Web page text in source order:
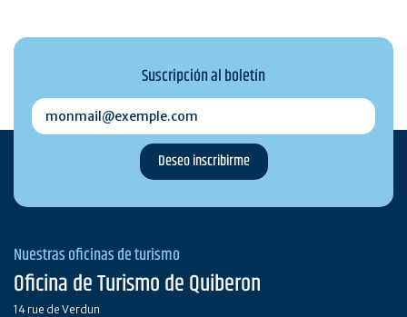
Suscripción al boletín
monmail@exemple.com
Nuestras oficinas de turismo
Oficina de Turismo de Quiberon
14 rue de Verdun